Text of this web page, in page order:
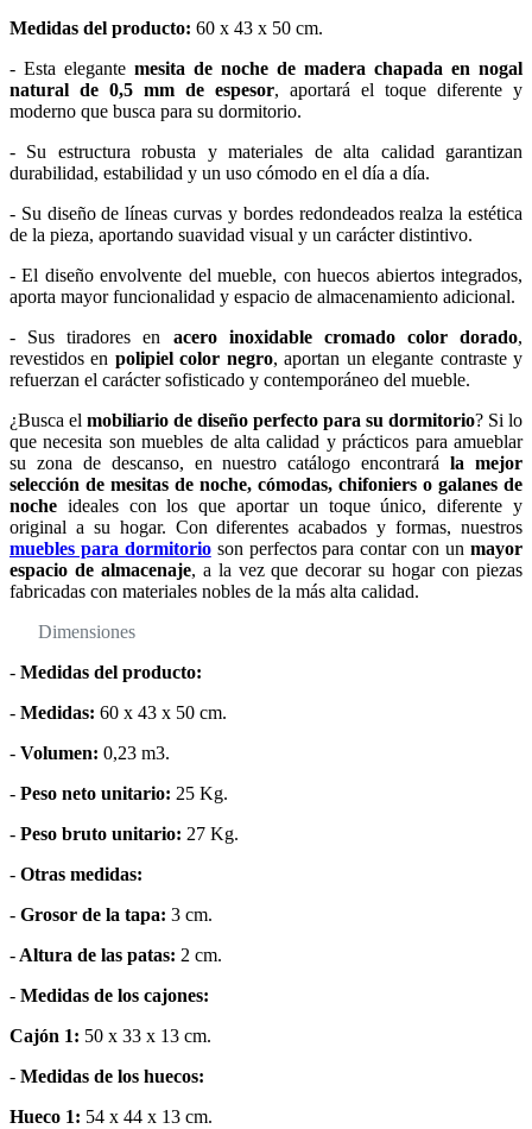
Medidas del producto: 60 x 43 x 50 cm.
- Esta elegante mesita de noche de madera chapada en nogal
natural de 0,5 mm de espesor, aportará el toque diferente y
moderno que busca para su dormitorio.
- Su estructura robusta y materiales de alta calidad garantizan
durabilidad, estabilidad y un uso cómodo en el día a día.
- Su diseño de líneas curvas y bordes redondeados realza la estética
de la pieza, aportando suavidad visual y un carácter distintivo.
- El diseño envolvente del mueble, con huecos abiertos integrados,
aporta mayor funcionalidad y espacio de almacenamiento adicional.
- Sus tiradores en acero inoxidable cromado color dorado,
revestidos en polipiel color negro, aportan un elegante contraste y
refuerzan el carácter sofisticado y contemporáneo del mueble.
¿Busca el mobiliario de diseño perfecto para su dormitorio? Si lo
que necesita son muebles de alta calidad y prácticos para amueblar
su zona de descanso, en nuestro catálogo encontrarála mejor
selección de mesitas de noche, cómodas, chifoniers o galanes de
noche ideales con los que aportar un toque único, diferente y
original a su hogar. Con diferentes acabados y formas, nuestros
muebles para dormitorioson perfectos para contar con unmayor
espacio de almacenaje, a la vez que decorar su hogar con piezas
fabricadas con materiales nobles de la más alta calidad.
Dimensiones
- Medidas del producto:
- Medidas: 60 x 43 x 50 cm.
- Volumen: 0,23 m3.
- Peso neto unitario: 25 Kg.
- Peso bruto unitario: 27 Kg.
- Otras medidas:
- Grosor de la tapa: 3 cm.
- Altura de las patas: 2 cm.
- Medidas de los cajones:
Cajón 1: 50 x 33 x 13 cm.
- Medidas de los huecos:
Hueco 1: 54 x 44 x 13 cm.